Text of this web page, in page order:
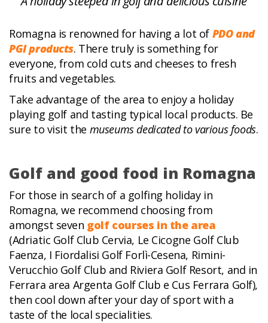
Romagna is renowned for having a lot of PDO and
PGI products. There truly is something for
everyone, from cold cuts and cheeses to fresh
fruits and vegetables.
Take advantage of the area to enjoy a holiday
playing golf and tasting typical local products. Be
sure to visit the museums dedicated to various foods.
Golf and good food in Romagna
For those in search of a golfing holiday in
Romagna, we recommend choosing from
amongst seven golf courses in the area
(Adriatic Golf Club Cervia, Le Cicogne Golf Club
Faenza, I Fiordalisi Golf Forlì-Cesena, Rimini-
Verucchio Golf Club and Riviera Golf Resort, and in
Ferrara area Argenta Golf Club e Cus Ferrara Golf),
then cool down after your day of sport with a
taste of the local specialities.